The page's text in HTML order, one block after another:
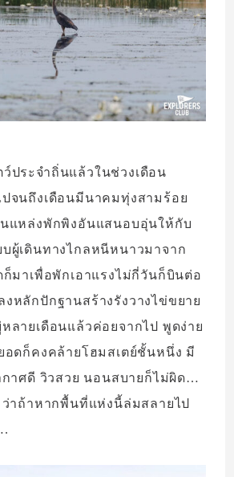
ประจำถิ่นแล้วในช่วงเดือน
จนถึงเดือนมีนาคมทุ่งสามร้อย
นแหล่งพักพิงอันแสนอบอุ่นให้กับ
ผู้เดินทางไกลหนีหนาวมาจาก
ก็มาเพื่อพักเอาแรงไม่กี่วันก็บินต่อ
หลักปักฐานสร้างรังวางไข่ขยาย
ลายเดือนแล้วค่อยจากไป พูดง่าย
อดก็คงคล้ายโฮมสเตย์ชั้นหนึ่ง มี
าศดี วิวสวย นอนสบายก็ไม่ผิด…
าถ้าหากพื้นที่แห่งนี้ล่มสลายไป